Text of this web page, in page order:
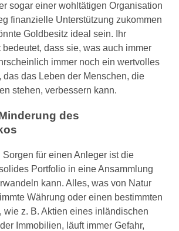
sogar einer wohltätigen Organisation
finanzielle Unterstützung zukommen
Goldbesitz ideal sein. Ihr
bedeutet, dass sie, was auch immer
immer noch ein wertvolles
das das Leben der Menschen, die
stehen, verbessern kann.
des
Sorgen für einen Anleger ist die
Portfolio in eine Ansammlung
kann. Alles, was von Natur
Währung oder einen bestimmten
wie z. B. Aktien eines inländischen
Immobilien, läuft immer Gefahr,